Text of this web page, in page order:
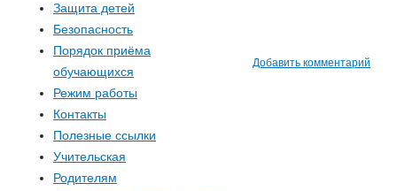
Добавить комментарий
Защита детей
Безопасность
Порядок приёма
обучающихся
Режим работы
Контакты
Полезные ссылки
Учительская
Родителям